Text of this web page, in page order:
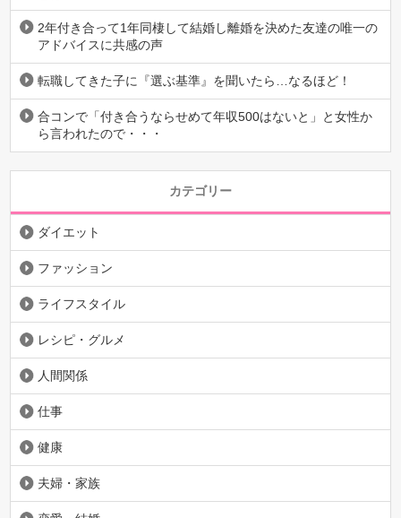
2年付き合って1年同棲して結婚し離婚を決めた友達の唯一の
アドバイスに共感の声
転職してきた子に『選ぶ基準』を聞いたら…なるほど！
合コンで「付き合うならせめて年収500はないと」と女性か
ら言われたので・・・
カテゴリー
ダイエット
ファッション
ライフスタイル
レシピ・グルメ
人間関係
仕事
健康
夫婦・家族